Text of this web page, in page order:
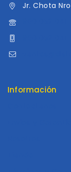
Jr. Chota
Información